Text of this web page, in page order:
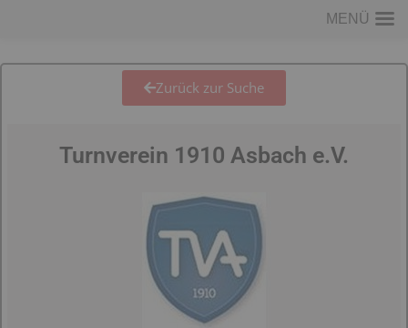
Zurück zur Suche
Turnverein 1910 Asbach e.V.
MENÜ